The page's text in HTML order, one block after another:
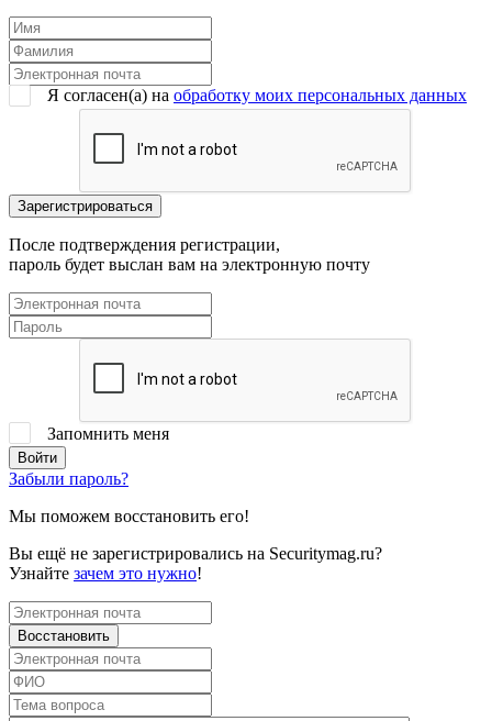
Я согласен(a) на обработку моих персональных данных
После подтверждения регистрации,
пароль будет выслан вам на электронную почту
Запомнить меня
Забыли пароль?
Мы поможем восстановить его!
Вы ещё не зарегистрировались на Securitymag.ru?
Узнайте зачем это нужно!